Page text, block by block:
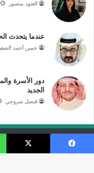
العنود منصور
عندما يتحدث
حسن أحمد
دور الأسرة
الجديد
فيصل سروجي
جميع الحقوق
فيسبوك ‫X